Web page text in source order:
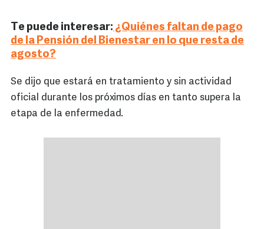
Te puede interesar: ¿Quiénes faltan de pago
de la Pensión del Bienestar en lo que resta de
agosto?
Se dijo que estará en tratamiento y sin actividad
oficial durante los próximos días en tanto supera la
etapa de la enfermedad.